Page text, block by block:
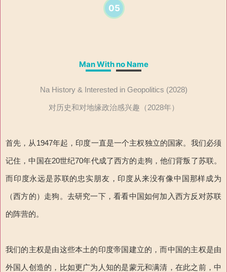
05
Man With no Name
Na History & Interested in Geopolitics (2028)
对历史和对地缘政治感兴趣（2028年）
首先，从1947年起，印度一直是一个主权独立的国家。我们必须
记住，中国在20世纪70年代成了西方的走狗，他们背叛了苏联。
而印度永远是苏联的忠实朋友，印度从来没有像中国那样成为
（西方的）走狗。去研究一下，看看中国如何加入西方反对苏联
的阵营的。
我们的主权是由这些本土的印度帝国建立的，而中国的主权是由
外国人创造的，比如更广为人知的是蒙元和满清，在此之前，中